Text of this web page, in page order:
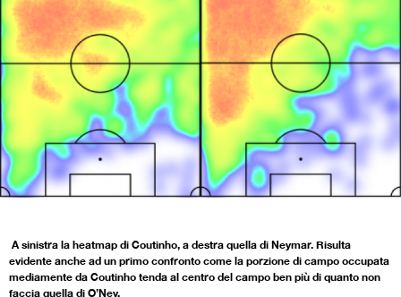
A sinistra la heatmap di Coutinho, a destra quella di Neymar. Risulta
evidente anche ad un primo confronto come la porzione di campo occupata
mediamente da Coutinho tenda al centro del campo ben più di quanto non
faccia quella di O’Ney.